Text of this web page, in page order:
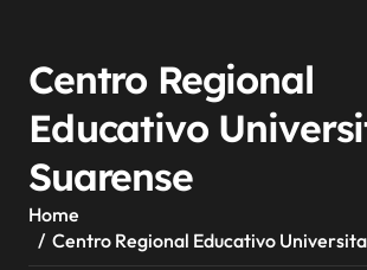
Centro Regional
Educativo
Suarense
Home
Centro Regional Educativo